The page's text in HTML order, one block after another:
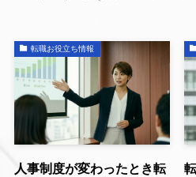
転職お役立ち情報
人事制度が変わったとき転